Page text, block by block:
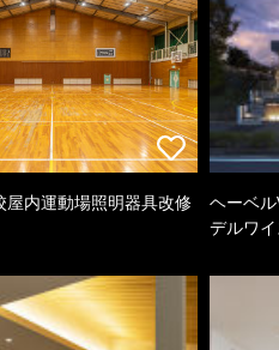
屋内運動場照明器具改修
ヘーベ
デルワイ